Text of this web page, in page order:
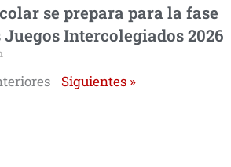
se prepara para la fase
Intercolegiados 2026
Siguientes »